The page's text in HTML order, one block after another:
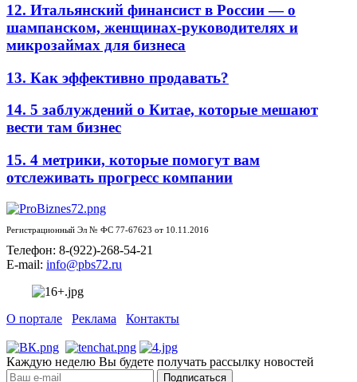
12. Итальянский финансист в России — о
шампанском, женщинах-руководителях и
микрозаймах для бизнеса
13. Как эффективно продавать?
14. 5 заблуждений о Китае, которые мешают
вести там бизнес
15. 4 метрики, которые помогут вам
отслеживать прогресс компании
Регистрационный Эл № ФС 77-67623 от 10.11.2016
Телефон: 8-(922)-268-54-21
E-mail: info@pbs72.ru
О портале Реклама Контакты
Каждую неделю Вы будете получать рассылку новостей